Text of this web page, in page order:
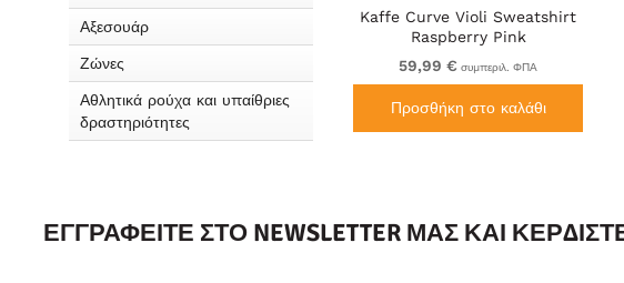
Αξεσουάρ
Ζώνες
Αθλητικά ρούχα και υπαίθριες
δραστηριότητες
Kaffe Curve Violi Sweatshirt
Raspberry Pink
59,99 € συμπεριλ. ΦΠΑ
Προσθήκη στο καλάθι
ΕΓΓΡΑΦΕΊΤΕ ΣΤΟ NEWSLETTER ΜΑΣ ΚΑΙ